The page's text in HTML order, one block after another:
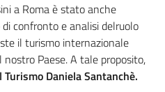
a Roma è stato anche
confronto e analisi delruolo
il turismo internazionale
Paese. A tale proposito,
Daniela Santanchè.